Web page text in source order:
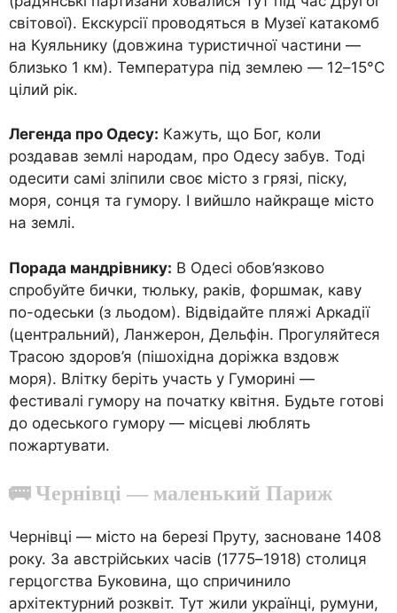
світової). Екскурсії проводяться в Музеї катакомб
на Куяльнику (довжина туристичної частини —
близько 1 км). Температура під землею — 12–15°C
цілий рік.
Легенда про Одесу: Кажуть, що Бог, коли
роздавав землі народам, про Одесу забув. Тоді
одесити самі зліпили своє місто з грязі, піску,
моря, сонця та гумору. І вийшло найкраще місто
на землі.
Порада мандрівнику: В Одесі обов’язково
спробуйте бички, тюльку, раків, форшмак, каву
по-одеськи (з льодом). Відвідайте пляжі Аркадії
(центральний), Ланжерон, Дельфін. Прогуляйтеся
Трасою здоров’я (пішохідна доріжка вздовж
моря). Влітку беріть участь у Гуморині —
фестивалі гумору на початку квітня. Будьте готові
до одеського гумору — місцеві люблять
пожартувати.
🚌 Чернівці — маленький Париж
Чернівці — місто на березі Пруту, засноване 1408
року. За австрійських часів (1775–1918) столиця
герцогства Буковина, що спричинило
архітектурний розквіт. Тут жили українці, румуни,